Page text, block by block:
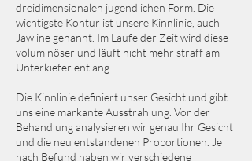
dreidimensionalen jugendlichen Form. Die
wichtigste Kontur ist unsere Kinnlinie, auch
Jawline genannt. Im Laufe der Zeit wird diese
voluminöser und läuft nicht mehr straff am
Unterkiefer entlang.
Die Kinnlinie definiert unser Gesicht und gibt
uns eine markante Ausstrahlung. Vor der
Behandlung analysieren wir genau Ihr Gesicht
und die neu entstandenen Proportionen. Je
nach Befund haben wir verschiedene